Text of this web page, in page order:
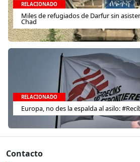
RELACIONADO
Miles de refugiados de Darfur sin
Chad
RELACIONADO
Europa, no des la espalda al asilo:
Contacto